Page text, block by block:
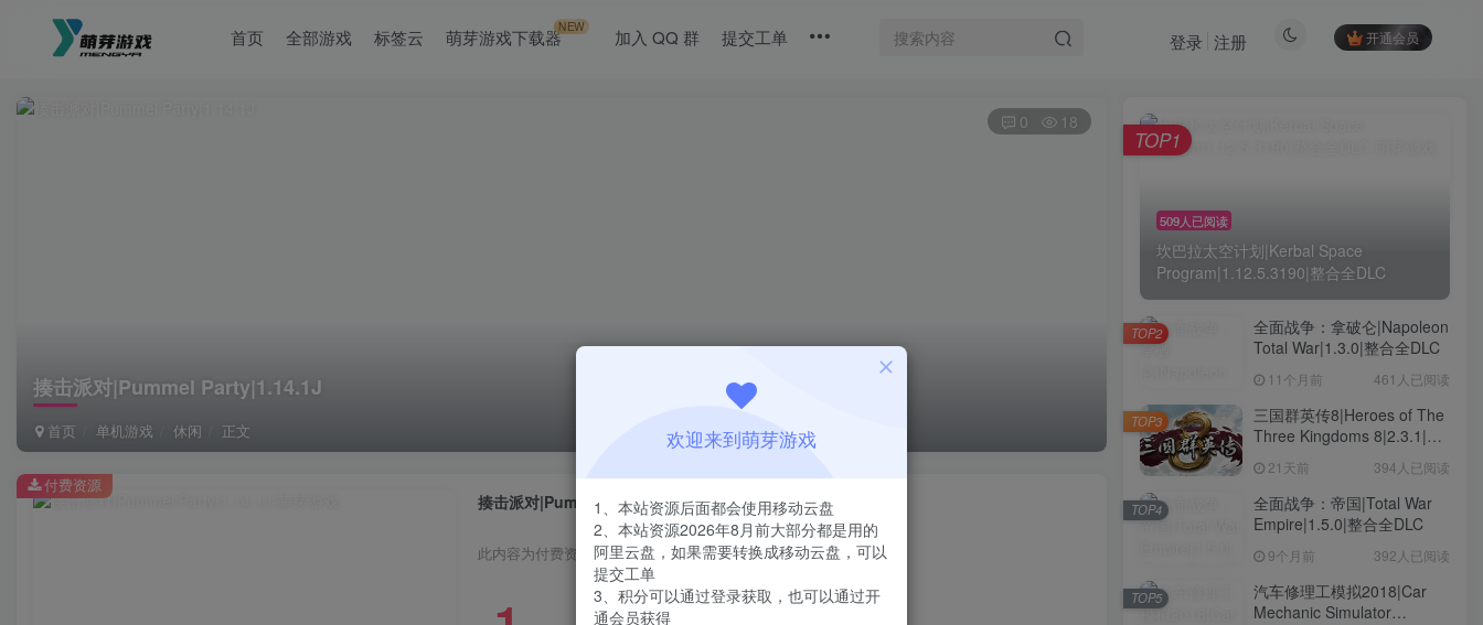
首页 全部游戏 标签云 萌芽游戏下载器NEW 加入 QQ 群 提交工单 开通会员
登录 注册
揍击派对|Pummel Party|1.14.1J
首页 单机游戏 休闲 正文
0 18
揍击派对|Pummel Party|1.14.1J
此内容为付费资源，请付费后查看
付费资源
509人已阅读
坎巴拉太空计划|Kerbal Space
Program|1.12.5.3190|整合全DLC
TOP1
全面战争：拿破仑|Napoleon
Total War|1.3.0|整合全DLC
11个月前 461人已阅读
TOP2
三国群英传8|Heroes of The
Three Kingdoms 8|2.3.1|整
21天前 394人已阅读
TOP3
全面战争：帝国|Total War
Empire|1.5.0|整合全DLC
9个月前 392人已阅读
TOP4
汽车修理工模拟2018|Car
Mechanic Simulator
TOP5
欢迎来到萌芽游戏
1、本站资源后面都会使用移动云盘
2、本站资源2026年8月前大部分都是用的
阿里云盘，如果需要转换成移动云盘，可以
提交工单
3、积分可以通过登录获取，也可以通过开
通会员获得